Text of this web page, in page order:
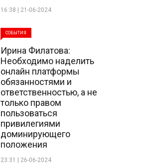
16:38 | 21-06-2024
СОБЫТИЯ
Ирина Филатова:
Необходимо наделить
онлайн платформы
обязанностями и
ответственностью, а не
только правом
пользоваться
привилегиями
доминирующего
положения
23:31 | 26-06-2024